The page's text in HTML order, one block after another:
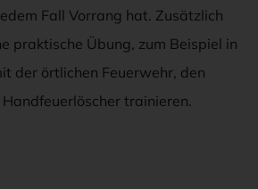
Fall Vorrang hat. Zusätzlich
praktische Übung, zum Beispiel in
der örtlichen Feuerwehr, den
trainieren.